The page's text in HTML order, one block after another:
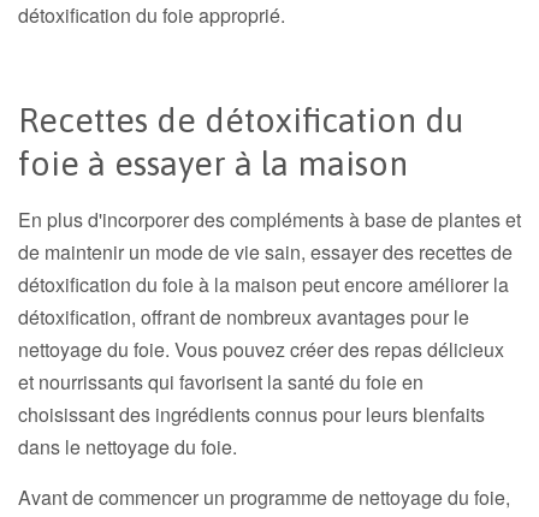
détoxification du foie approprié.
Recettes de détoxification du
foie à essayer à la maison
En plus d'incorporer des compléments à base de plantes et
de maintenir un mode de vie sain, essayer des recettes de
détoxification du foie à la maison peut encore améliorer la
détoxification, offrant de nombreux avantages pour le
nettoyage du foie. Vous pouvez créer des repas délicieux
et nourrissants qui favorisent la santé du foie en
choisissant des ingrédients connus pour leurs bienfaits
dans le nettoyage du foie.
Avant de commencer un programme de nettoyage du foie,